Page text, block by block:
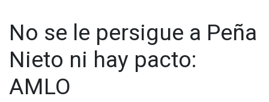
No se le persigue a Peña
Nieto ni hay pacto:
AMLO